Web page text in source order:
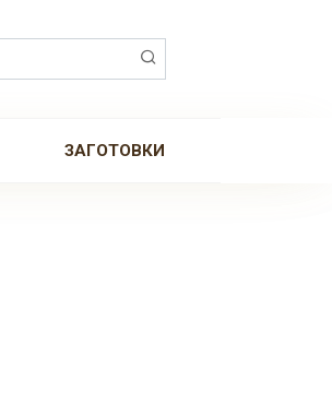
ЗАГОТОВКИ